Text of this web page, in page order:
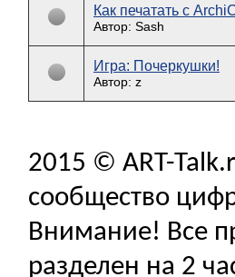
Как печатать с
Автор: Sash
Игра: Почеркушки!
Автор: z
2015 © ART-
сообщество
Внимание! Все
разделен на 2